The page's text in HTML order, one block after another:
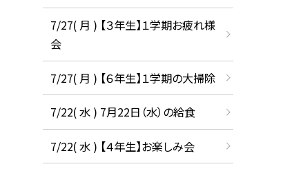
7/27( 月 ) 【３年生】１学期お疲れ様
会
7/27( 月 ) 【６年生】１学期の大掃除
7/22( 水 ) 7月22日（水）の給食
7/22( 水 ) 【４年生】お楽しみ会